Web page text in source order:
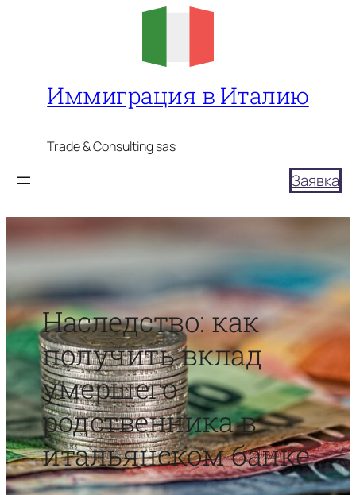
Иммиграция в Италию
Trade & Consulting sas
Заявка
Наследство: как
получить вклад
умершего
родственника в
итальянском банке